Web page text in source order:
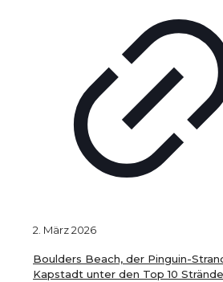
2. März 2026
Boulders Beach, der Pinguin-
Kapstadt unter den Top 10